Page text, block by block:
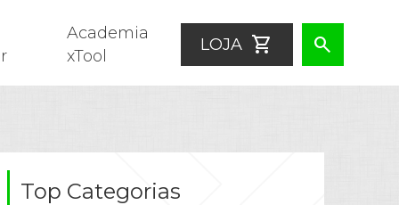
Academia
xTool
LOJA shopping_cart search
Top Categorias